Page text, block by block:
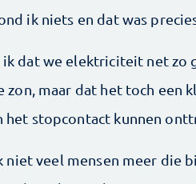
ik niets en dat was
dat we elektriciteit net zo
zon, maar dat het toch een
het stopcontact kunnen
niet veel mensen meer die